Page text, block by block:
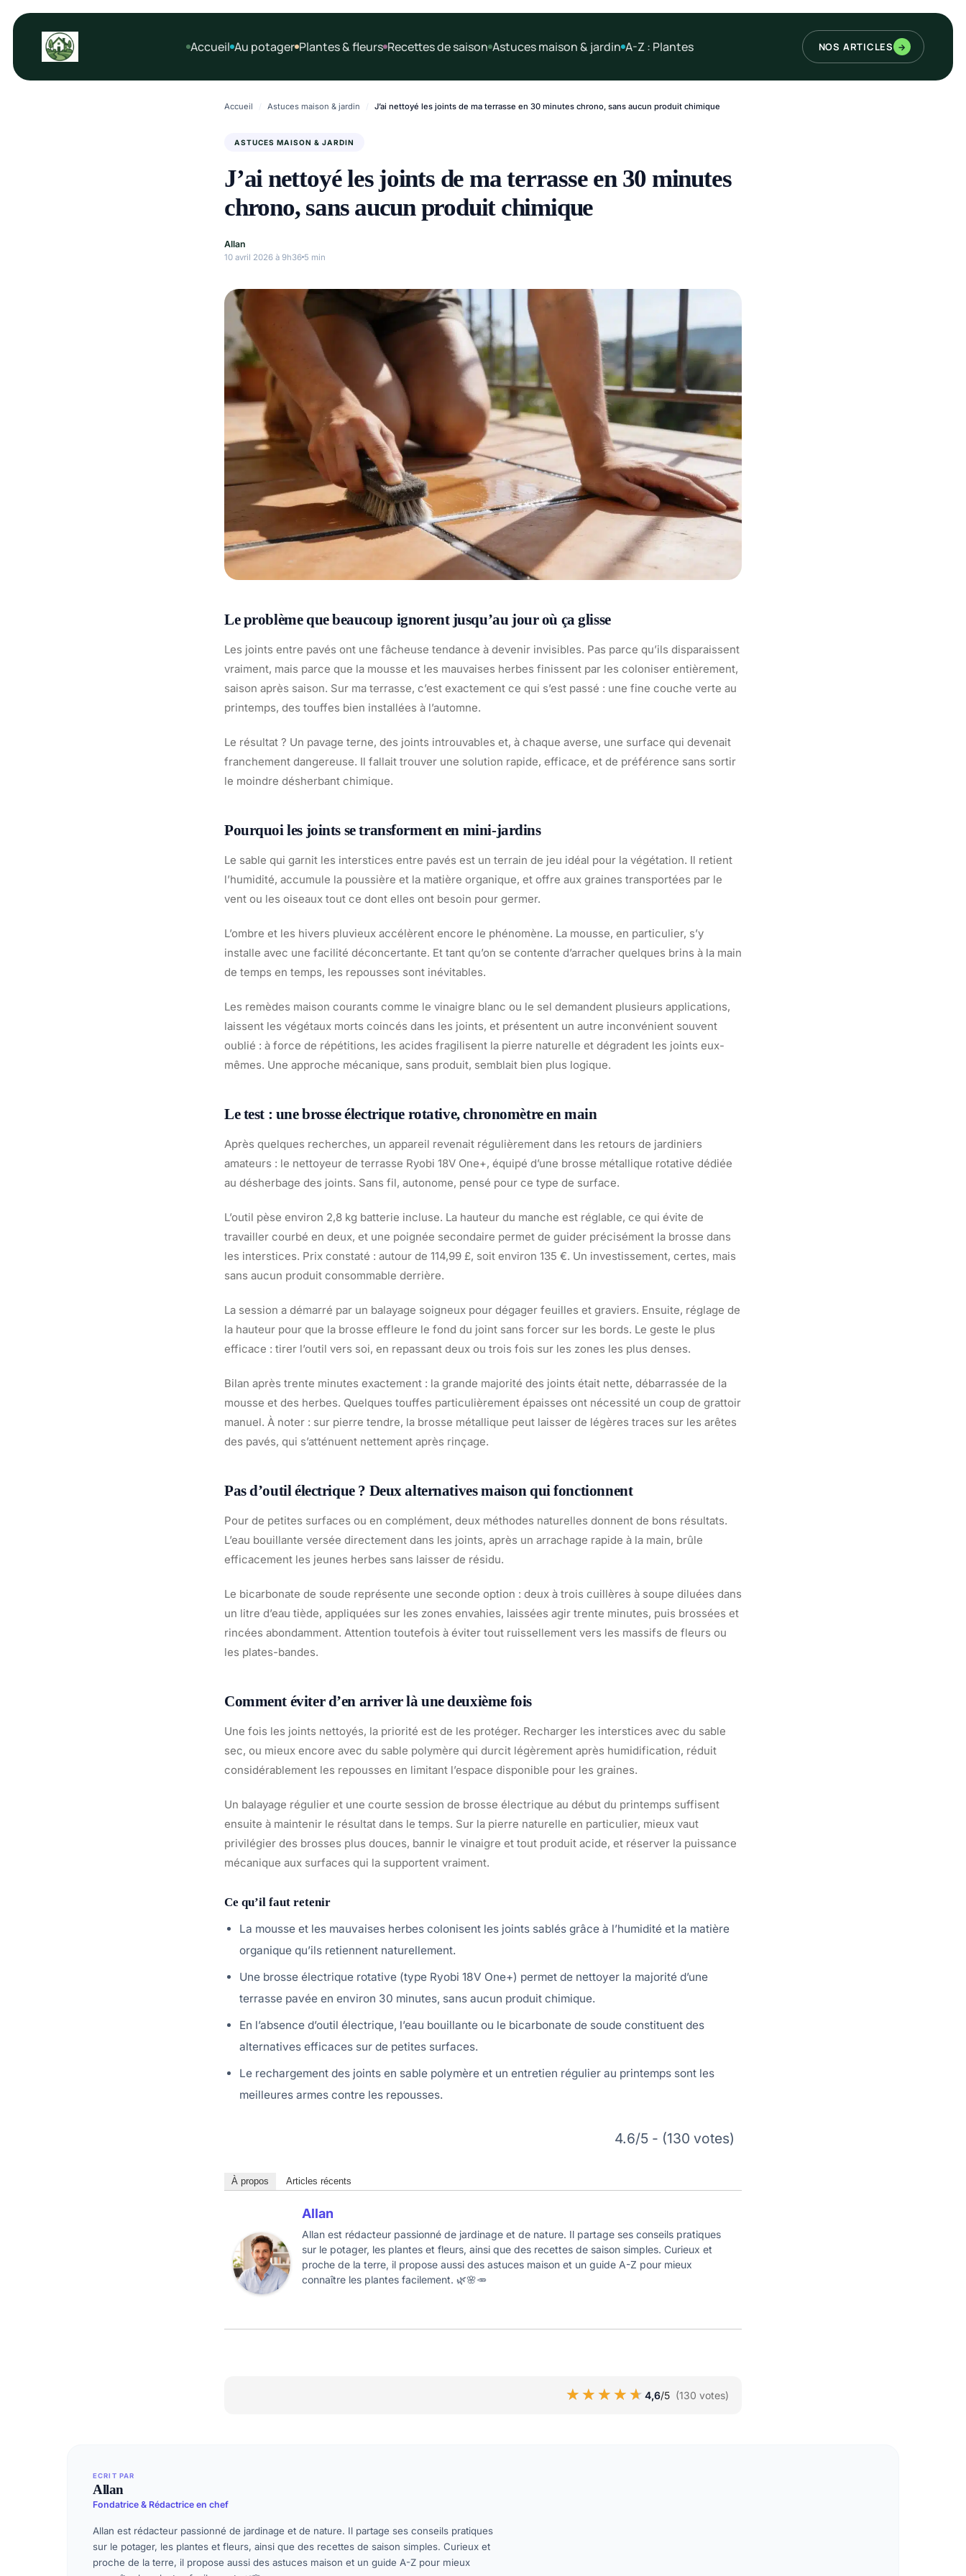
Aller
Accueil Au potager Plantes & fleurs Recettes de saison Astuces maison & jardin A-Z : Plantes NOS ARTICLES →
Accueil / Astuces maison & jardin / J’ai nettoyé les joints de ma terrasse en 30 minutes chrono, sans aucun produit chimique
ASTUCES MAISON & JARDIN
J’ai nettoyé les joints de ma terrasse en 30 minutes
chrono, sans aucun produit chimique
Allan
10 avril 2026 à 9h36 5 min
Le problème que beaucoup ignorent jusqu’au jour où ça glisse
Les joints entre pavés ont une fâcheuse tendance à devenir invisibles. Pas parce qu’ils disparaissent
vraiment, mais parce que la mousse et les mauvaises herbes finissent par les coloniser entièrement,
saison après saison. Sur ma terrasse, c’est exactement ce qui s’est passé : une fine couche verte au
printemps, des touffes bien installées à l’automne.
Le résultat ? Un pavage terne, des joints introuvables et, à chaque averse, une surface qui devenait
franchement dangereuse. Il fallait trouver une solution rapide, efficace, et de préférence sans sortir
le moindre désherbant chimique.
Pourquoi les joints se transforment en mini-jardins
Le sable qui garnit les interstices entre pavés est un terrain de jeu idéal pour la végétation. Il retient
l’humidité, accumule la poussière et la matière organique, et offre aux graines transportées par le
vent ou les oiseaux tout ce dont elles ont besoin pour germer.
L’ombre et les hivers pluvieux accélèrent encore le phénomène. La mousse, en particulier, s’y
installe avec une facilité déconcertante. Et tant qu’on se contente d’arracher quelques brins à la main
de temps en temps, les repousses sont inévitables.
Les remèdes maison courants comme le vinaigre blanc ou le sel demandent plusieurs applications,
laissent les végétaux morts coincés dans les joints, et présentent un autre inconvénient souvent
oublié : à force de répétitions, les acides fragilisent la pierre naturelle et dégradent les joints eux-
mêmes. Une approche mécanique, sans produit, semblait bien plus logique.
Le test : une brosse électrique rotative, chronomètre en main
Après quelques recherches, un appareil revenait régulièrement dans les retours de jardiniers
amateurs : le nettoyeur de terrasse Ryobi 18V One+, équipé d’une brosse métallique rotative dédiée
au désherbage des joints. Sans fil, autonome, pensé pour ce type de surface.
L’outil pèse environ 2,8 kg batterie incluse. La hauteur du manche est réglable, ce qui évite de
travailler courbé en deux, et une poignée secondaire permet de guider précisément la brosse dans
les interstices. Prix constaté : autour de 114,99 £, soit environ 135 €. Un investissement, certes, mais
sans aucun produit consommable derrière.
La session a démarré par un balayage soigneux pour dégager feuilles et graviers. Ensuite, réglage de
la hauteur pour que la brosse effleure le fond du joint sans forcer sur les bords. Le geste le plus
efficace : tirer l’outil vers soi, en repassant deux ou trois fois sur les zones les plus denses.
Bilan après trente minutes exactement : la grande majorité des joints était nette, débarrassée de la
mousse et des herbes. Quelques touffes particulièrement épaisses ont nécessité un coup de grattoir
manuel. À noter : sur pierre tendre, la brosse métallique peut laisser de légères traces sur les arêtes
des pavés, qui s’atténuent nettement après rinçage.
Pas d’outil électrique ? Deux alternatives maison qui fonctionnent
Pour de petites surfaces ou en complément, deux méthodes naturelles donnent de bons résultats.
L’eau bouillante versée directement dans les joints, après un arrachage rapide à la main, brûle
efficacement les jeunes herbes sans laisser de résidu.
Le bicarbonate de soude représente une seconde option : deux à trois cuillères à soupe diluées dans
un litre d’eau tiède, appliquées sur les zones envahies, laissées agir trente minutes, puis brossées et
rincées abondamment. Attention toutefois à éviter tout ruissellement vers les massifs de fleurs ou
les plates-bandes.
Comment éviter d’en arriver là une deuxième fois
Une fois les joints nettoyés, la priorité est de les protéger. Recharger les interstices avec du sable
sec, ou mieux encore avec du sable polymère qui durcit légèrement après humidification, réduit
considérablement les repousses en limitant l’espace disponible pour les graines.
Un balayage régulier et une courte session de brosse électrique au début du printemps suffisent
ensuite à maintenir le résultat dans le temps. Sur la pierre naturelle en particulier, mieux vaut
privilégier des brosses plus douces, bannir le vinaigre et tout produit acide, et réserver la puissance
mécanique aux surfaces qui la supportent vraiment.
Ce qu’il faut retenir
La mousse et les mauvaises herbes colonisent les joints sablés grâce à l’humidité et la matière
organique qu’ils retiennent naturellement.
Une brosse électrique rotative (type Ryobi 18V One+) permet de nettoyer la majorité d’une
terrasse pavée en environ 30 minutes, sans aucun produit chimique.
En l’absence d’outil électrique, l’eau bouillante ou le bicarbonate de soude constituent des
alternatives efficaces sur de petites surfaces.
Le rechargement des joints en sable polymère et un entretien régulier au printemps sont les
meilleures armes contre les repousses.
4.6/5 - (130 votes)
À propos Articles récents
Allan
Allan est rédacteur passionné de jardinage et de nature. Il partage ses conseils pratiques
sur le potager, les plantes et fleurs, ainsi que des recettes de saison simples. Curieux et
proche de la terre, il propose aussi des astuces maison et un guide A-Z pour mieux
connaître les plantes facilement. 🌿🌸🥕
★★★★★
★★★★★ 4,6/5 (130 votes)
ECRIT PAR
Allan
Fondatrice & Rédactrice en chef
Allan est rédacteur passionné de jardinage et de nature. Il partage ses conseils pratiques
sur le potager, les plantes et fleurs, ainsi que des recettes de saison simples. Curieux et
proche de la terre, il propose aussi des astuces maison et un guide A-Z pour mieux